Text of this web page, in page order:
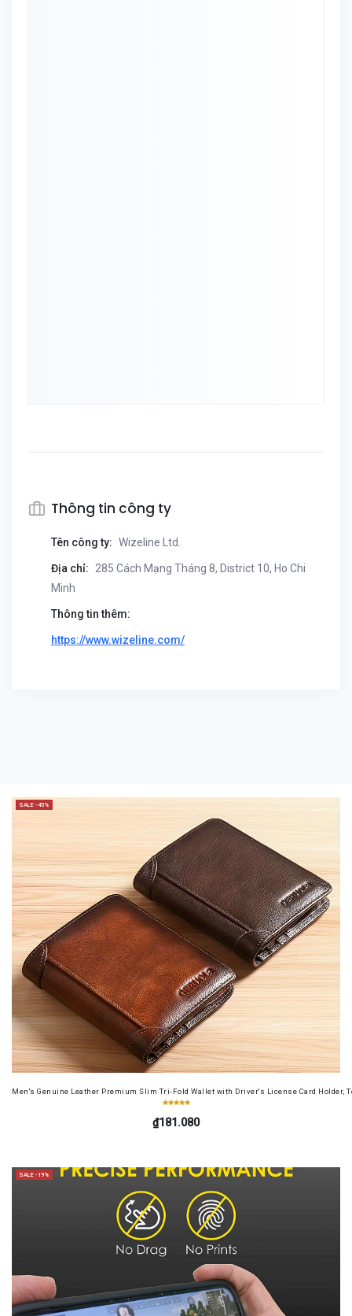
Thông tin công ty
Tên công ty: Wizeline Ltd.
Địa chỉ:
285 Cách Mạng Tháng 8, District 10, Ho Chi
Minh
Thông tin thêm:
https://www.wizeline.com/
SALE -45%
Men's Genuine Leather Premium Slim Tri-Fold Wallet with Driver's License Card Holder,
₫181.080
SALE -19%